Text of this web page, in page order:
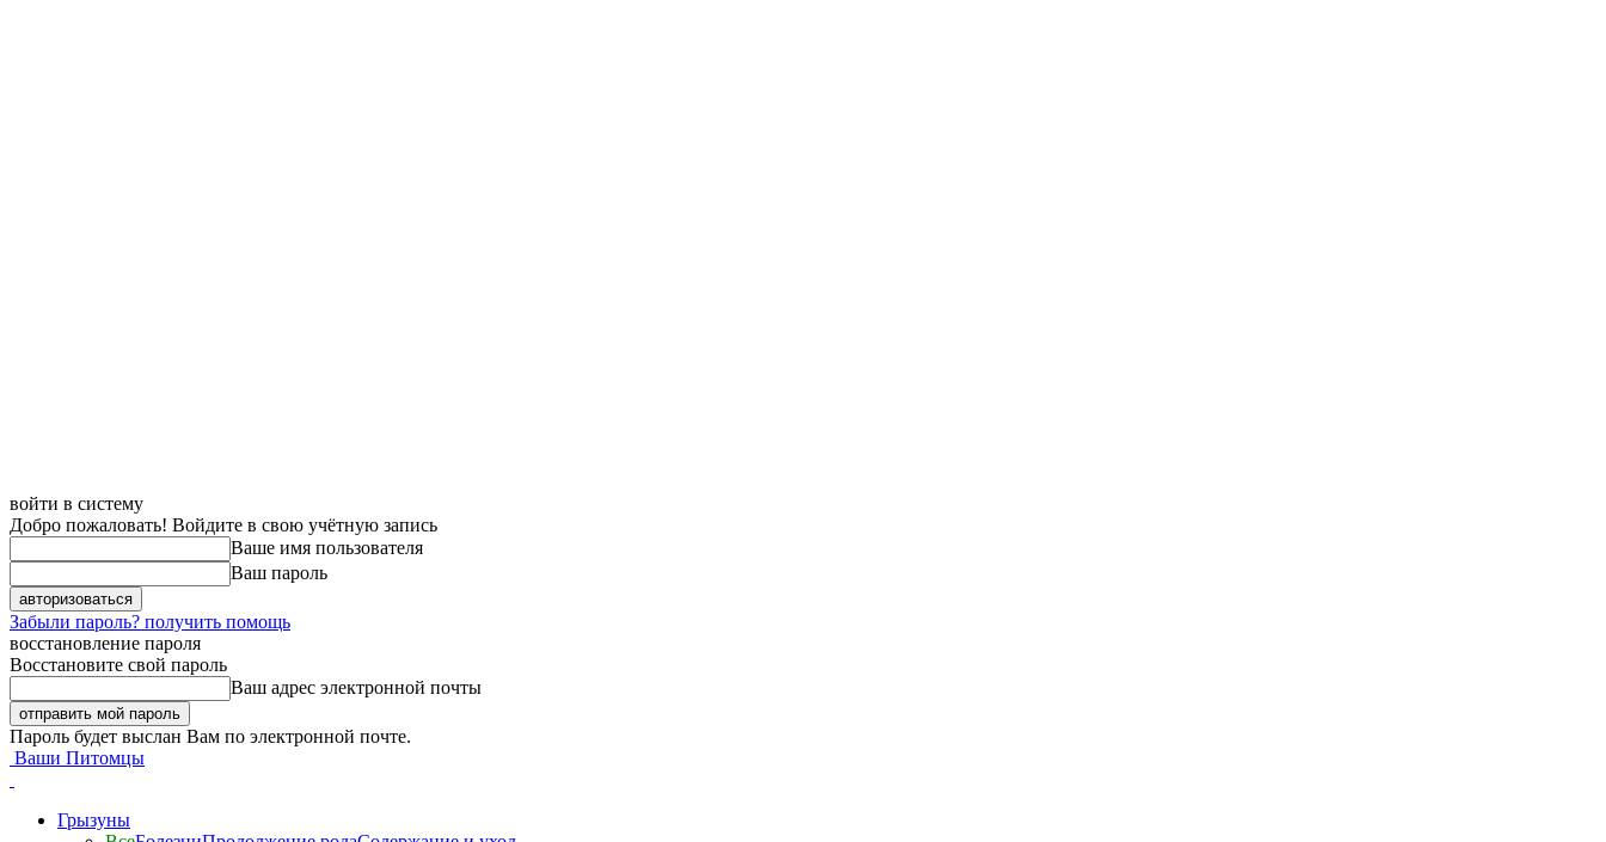
войти в систему
Добро пожаловать! Войдите в свою учётную запись
Ваше имя пользователя
Ваш пароль
Забыли пароль? получить помощь
восстановление пароля
Восстановите свой пароль
Ваш адрес электронной почты
Пароль будет выслан Вам по электронной почте.
Ваши Питомцы
Грызуны